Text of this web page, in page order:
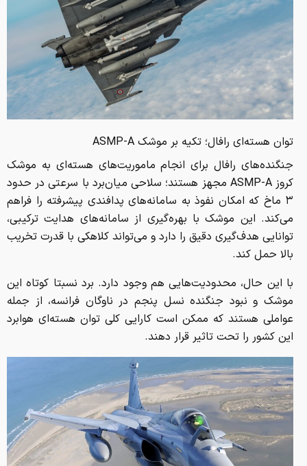
توان هسته‌ای رافال؛ تکیه بر موشک ASMP-A
جنگنده‌های رافال برای انجام ماموریت‌های هسته‌ای به موشک
کروز ASMP-A مجهز هستند؛ سلاحی میان‌برد با سرعتی در حدود
۳ ماخ که امکان نفوذ به سامانه‌های پدافندی پیشرفته را فراهم
می‌کند. این موشک با بهره‌گیری از سامانه‌های هدایت ترکیبی،
توانایی هدف‌گیری دقیق را دارد و می‌تواند کلاهکی با قدرت تخریب
بالا حمل کند.
با این حال، محدودیت‌هایی هم وجود دارد. برد نسبتا کوتاه این
موشک و نبود جنگنده نسل پنجم در ناوگان فرانسه، از جمله
عواملی هستند که ممکن است کارایی کلی توان هسته‌ای هوابرد
این کشور را تحت تاثیر قرار دهند.